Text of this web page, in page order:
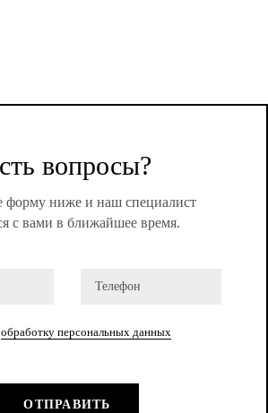
вопросы?
форму ниже и наш специалист
с вами в ближайшее время.
обработку персональных данных
ОТПРАВИТЬ